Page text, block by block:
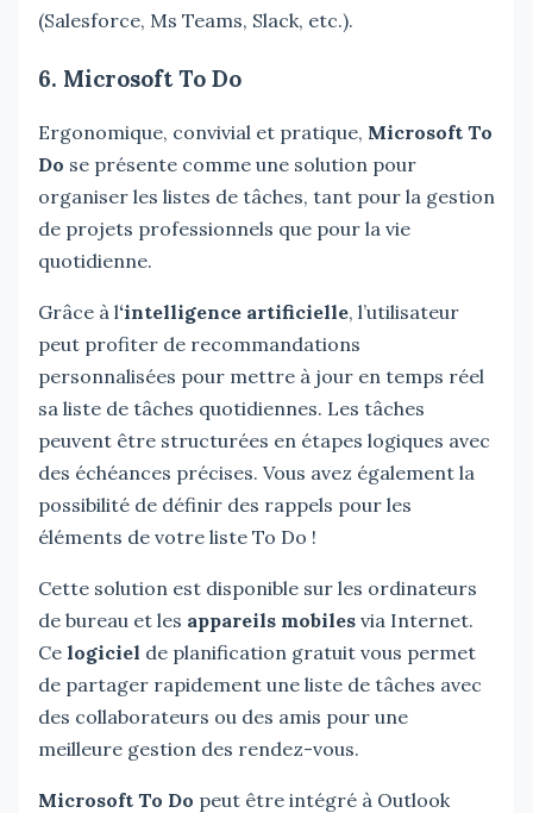
(Salesforce, Ms Teams, Slack, etc.).
6. Microsoft To Do
Ergonomique, convivial et pratique, Microsoft To
Do se présente comme une solution pour
organiser les listes de tâches, tant pour la gestion
de projets professionnels que pour la vie
quotidienne.
Grâce à l‘intelligence artificielle, l’utilisateur
peut profiter de recommandations
personnalisées pour mettre à jour en temps réel
sa liste de tâches quotidiennes. Les tâches
peuvent être structurées en étapes logiques avec
des échéances précises. Vous avez également la
possibilité de définir des rappels pour les
éléments de votre liste To Do !
Cette solution est disponible sur les ordinateurs
de bureau et les appareils mobiles via Internet.
Ce logiciel de planification gratuit vous permet
de partager rapidement une liste de tâches avec
des collaborateurs ou des amis pour une
meilleure gestion des rendez-vous.
Microsoft To Do peut être intégré à Outlook